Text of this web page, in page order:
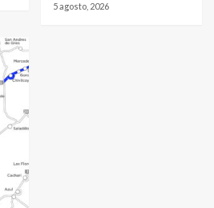
5 agosto, 2026